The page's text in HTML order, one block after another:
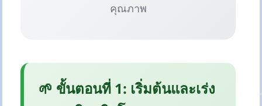
คุณภาพ
🌱 ขั้นตอนที่ 1: เริ่มต้นและเร่ง